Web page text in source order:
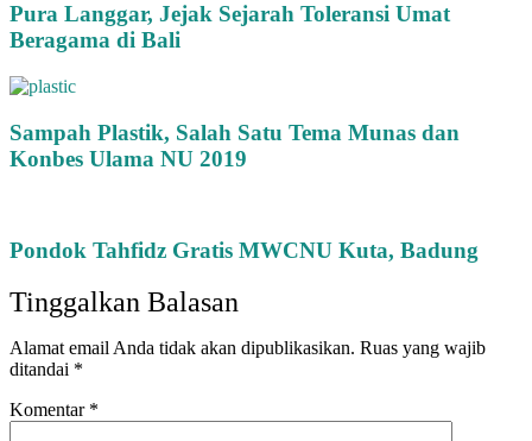
Pura Langgar, Jejak Sejarah Toleransi Umat
Beragama di Bali
Sampah Plastik, Salah Satu Tema Munas dan
Konbes Ulama NU 2019
Pondok Tahfidz Gratis MWCNU Kuta, Badung
Tinggalkan Balasan
Alamat email Anda tidak akan dipublikasikan. Ruas yang wajib
ditandai *
Komentar *